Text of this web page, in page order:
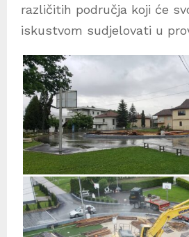
različitih područja koji će
iskustvom sudjelovati u